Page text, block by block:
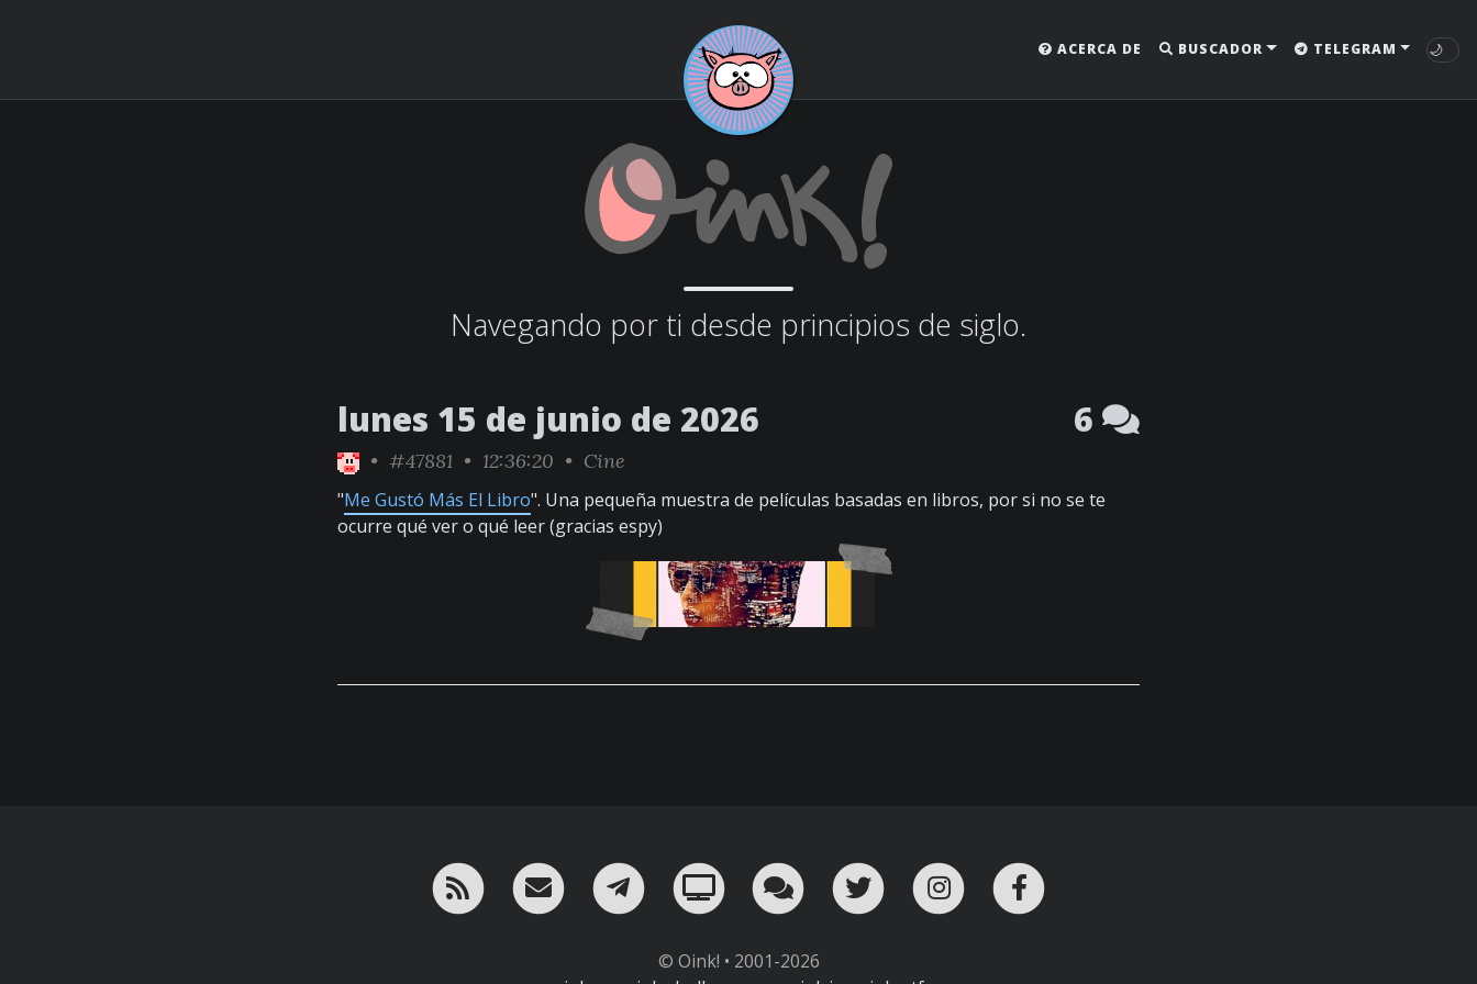
ACERCA DE BUSCADOR TELEGRAM 🌙
Navegando por ti desde principios de siglo.
lunes 15 de junio de 2026 6
• #47881 • 12:36:20 • Cine
"Me Gustó Más El Libro". Una pequeña muestra de películas basadas en libros, por si no se te
ocurre qué ver o qué leer (gracias espy)
RSS ¡Mándame un email!
¡Nuestro canal en Telegram!
Oink! TV Charla con nosotros en Telegram
Twitter Instagram
© Oink! • 2001-2026